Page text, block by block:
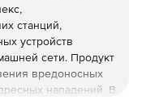
станций,
устройств
сети. Продукт
вредоносных
нападений. В